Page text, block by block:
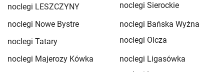
noclegi LESZCZYNY
noclegi Sierockie
noclegi Nowe Bystre
noclegi Bańska Wyżna
noclegi Tatary
noclegi Olcza
noclegi Majerozy Kówka
noclegi Ligasówka